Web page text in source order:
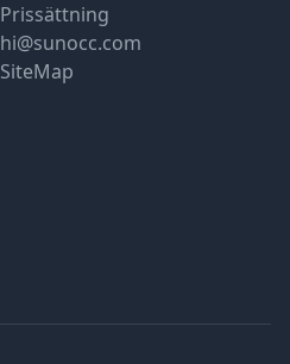
Prissättning
hi@sunocc.com
SiteMap